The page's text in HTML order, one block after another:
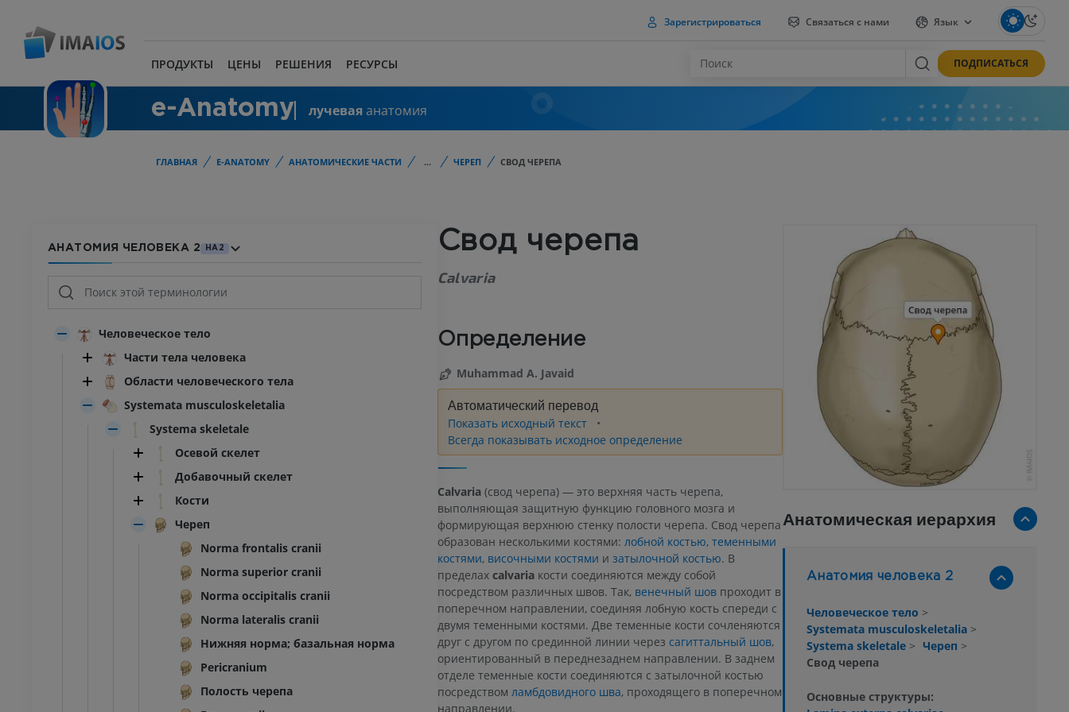
Зарегистрироваться Связаться с нами Язык
ПРОДУКТЫ ЦЕНЫ РЕШЕНИЯ РЕСУРСЫ ПОДПИСАТЬСЯ
e-Anatomy лучеваяанатомия
ГЛАВНАЯ E-ANATOMY АНАТОМИЧЕСКИЕ ЧАСТИ ... ЧЕРЕП СВОД ЧЕРЕПА
АНАТОМИЯ ЧЕЛОВЕКА 2 HA2
Человеческое тело
Части тела человека
Области человеческого тела
Systemata musculoskeletalia
Systema skeletale
Осевой скелет
Добавочный скелет
Кости
Череп
Norma frontalis cranii
Norma superior cranii
Norma occipitalis cranii
Norma lateralis cranii
Нижняя норма; базальная норма
Pericranium
Полость черепа
Свод черепа
Calvaria
Определение
Muhammad A. Javaid
Автоматический перевод
Показать исходный текст
Всегда показывать исходное определение
Calvaria(свод черепа) — это верхняя часть черепа,
выполняющая защитную функцию головного мозга и
формирующая верхнюю стенку полости черепа. Свод черепа
образован несколькими костями: лобной костью, теменными
костями, височными костями и затылочной костью. В
пределах calvariaкости соединяются между собой
посредством различных швов. Так, венечный шовпроходит в
поперечном направлении, соединяя лобную кость спереди с
двумя теменными костями. Две теменные кости сочленяются
друг с другом по срединной линии через сагиттальный шов,
ориентированный в переднезаднем направлении. В заднем
отделе теменные кости соединяются с затылочной костью
посредством ламбдовидного шва, проходящего в поперечном
направлении.
Анатомическая иерархия
Анатомия человека 2
Человеческое тело >
Systemata musculoskeletalia >
Systema skeletale > Череп >
Свод черепа
Основные структуры: